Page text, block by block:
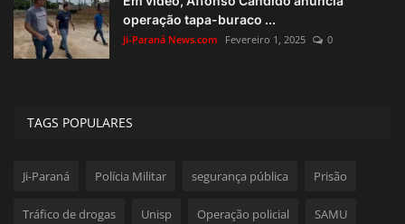
operação tapa-buraco ...
Ji-Paraná News.com Fevereiro 1, 2025 0
TAGS POPULARES
Ji-Paraná Polícia Militar segurança pública Prisão
Tráfico de drogas Unisp Operação policial SAMU